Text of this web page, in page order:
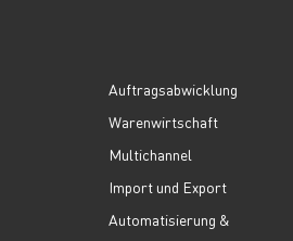
Auftragsabwicklung
Warenwirtschaft
Multichannel
Import und Export
Automatisierung &